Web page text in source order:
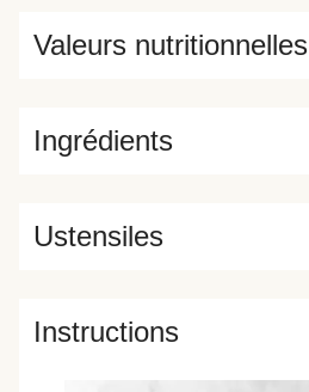
Ingrédients
Valeurs nutritionnelles
Ustensiles
Instructions